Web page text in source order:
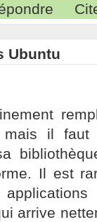
Ubuntu
mais il
Il est
arrive